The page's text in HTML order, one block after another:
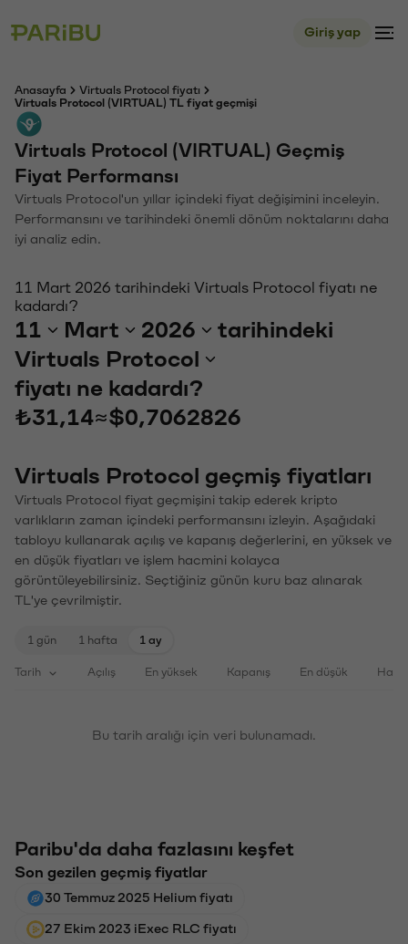
Giriş yap
Anasayfa
Virtuals Protocol fiyatı
Virtuals Protocol (VIRTUAL) TL fiyat geçmişi
Virtuals Protocol (VIRTUAL) Geçmiş
Fiyat Performansı
Virtuals Protocol'un yıllar içindeki fiyat değişimini inceleyin.
Performansını ve tarihindeki önemli dönüm noktalarını daha
iyi analiz edin.
11 Mart 2026 tarihindeki Virtuals Protocol fiyatı ne
kadardı?
11 Mart 2026
tarihindeki
Virtuals Protocol
fiyatı ne kadardı?
₺31,14≈$0,7062826
Virtuals Protocol geçmiş fiyatları
Virtuals Protocol fiyat geçmişini takip ederek kripto
varlıkların zaman içindeki performansını izleyin. Aşağıdaki
tabloyu kullanarak açılış ve kapanış değerlerini, en yüksek ve
en düşük fiyatları ve işlem hacmini kolayca
görüntüleyebilirsiniz. Seçtiğiniz günün kuru baz alınarak
TL'ye çevrilmiştir.
1 gün 1 hafta 1 ay
Tarih Açılış En yüksek Kapanış En düşük
Bu tarih aralığı için veri bulunamadı.
Paribu'da daha fazlasını keşfet
Son gezilen geçmiş fiyatlar
30 Temmuz 2025 Helium fiyatı
27 Ekim 2023 iExec RLC fiyatı